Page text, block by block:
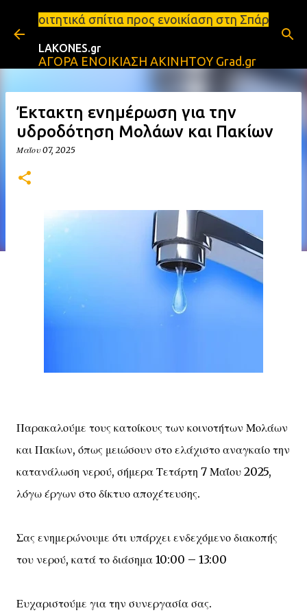
Μετάβαση στο κύριο περιεχόμενο
προς ενοικίαση στη Σπάρτη Ενοικιάσεις
LAKONES.gr
ΑΓΟΡΑ ΕΝΟΙΚΙΑΣΗ ΑΚΙΝΗΤΟΥ Grad.gr
Έκτακτη ενημέρωση για την
υδροδότηση Μολάων και Πακίων
Μαΐου 07, 2025
Παρακαλούμε τους κατοίκους των κοινοτήτων Μολάων
και Πακίων, όπως μειώσουν στο ελάχιστο αναγκαίο την
κατανάλωση νερού, σήμερα Τετάρτη 7 Μαΐου 2025,
λόγω έργων στο δίκτυο αποχέτευσης.
Σας ενημερώνουμε ότι υπάρχει ενδεχόμενο διακοπής
του νερού, κατά το διάσημα 10:00 – 13:00
Ευχαριστούμε για την συνεργασία σας.